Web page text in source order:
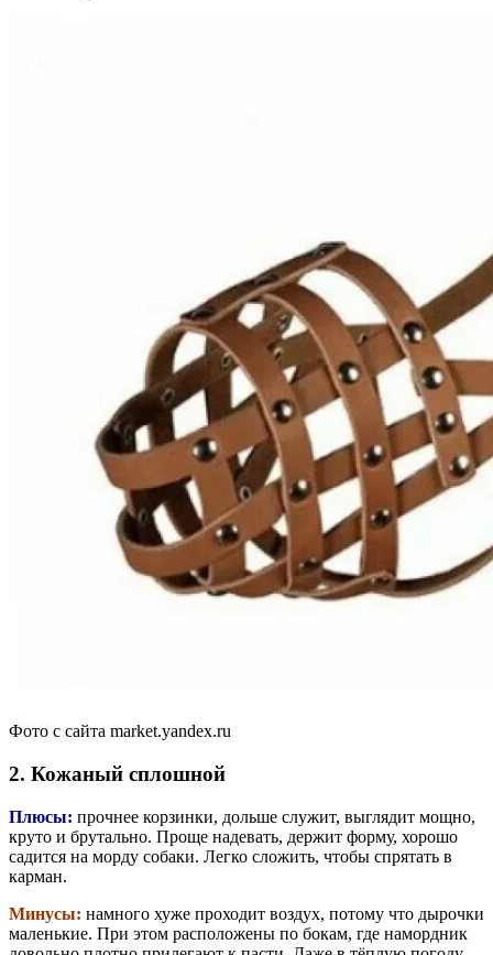
Фото с сайта market.yandex.ru
2. Кожаный сплошной
Плюсы: прочнее корзинки, дольше служит, выглядит мощно,
круто и брутально. Проще надевать, держит форму, хорошо
садится на морду собаки. Легко сложить, чтобы спрятать в
карман.
Минусы: намного хуже проходит воздух, потому что дырочки
маленькие. При этом расположены по бокам, где намордник